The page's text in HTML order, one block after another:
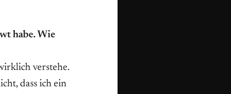
habe. Wie
verstehe.
dass ich ein